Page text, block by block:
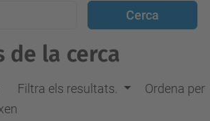
de la cerca
Filtra els resultats. Ordena per